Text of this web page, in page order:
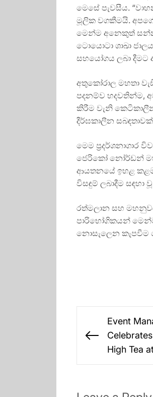
මෙසේ පැවසීය.
මූලික වගකීමයි. අපගේ
මෙන්ම අනෙකුත්
ටොයොටා ශාඛා
සහයෝගය ලබා දීමට
අතුකෝරාල මහතා
පදනම්ව හදවතින්ම,
කිරීම වැනි
දීර්ඝකාලීන
මෙම ප්‍රදර්ශනාගාර
ජෙරිකෝ නෝර්ඩන්
ආයතනයේ ඉහළ
විසඳුම් ලබාදීම
රත්මලාන සහ
පාරිභෝගිකයන් මෙන්ම
නොසැලෙන
navigation
Previous
Event
High Tea